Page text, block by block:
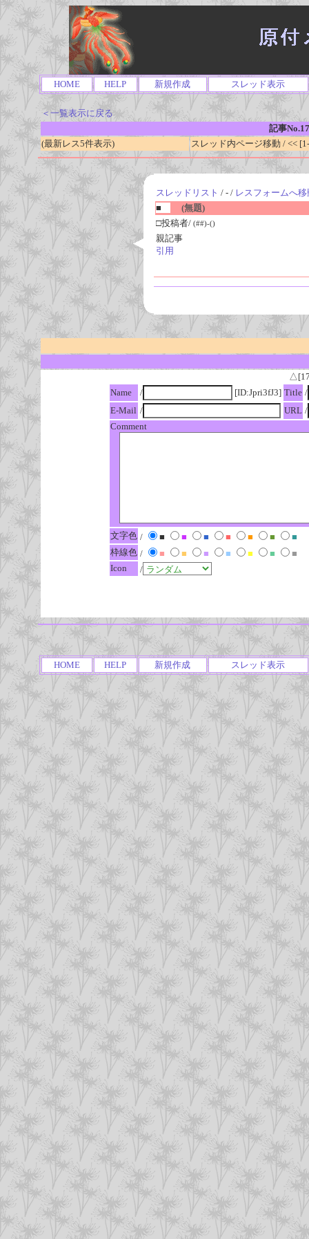
HOME HELP 新規作成 スレッド表示
＜一覧表示に戻る
記事
(最新レス5件表示)
スレッド内ページ移動 / <<
スレッドリスト / - / レスフォームへ移
■
(無題)
□投稿者/ (##)-()
親記事
引用
Name
/ [ID:Jpri3fJ3] Title /
E-Mail / URL /
Comment
文字色 / ■ ■ ■ ■ ■ ■
■
枠線色 / ■ ■ ■ ■ ■ ■
■
Icon
/
HOME HELP 新規作成 スレッド表示